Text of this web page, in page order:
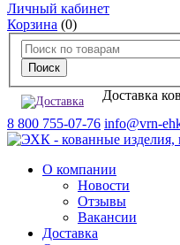
Личный кабинет
Корзина (0)
Доставка
8 800 755-07-76 info@vrn-
О компании
Новости
Отзывы
Вакансии
Доставка